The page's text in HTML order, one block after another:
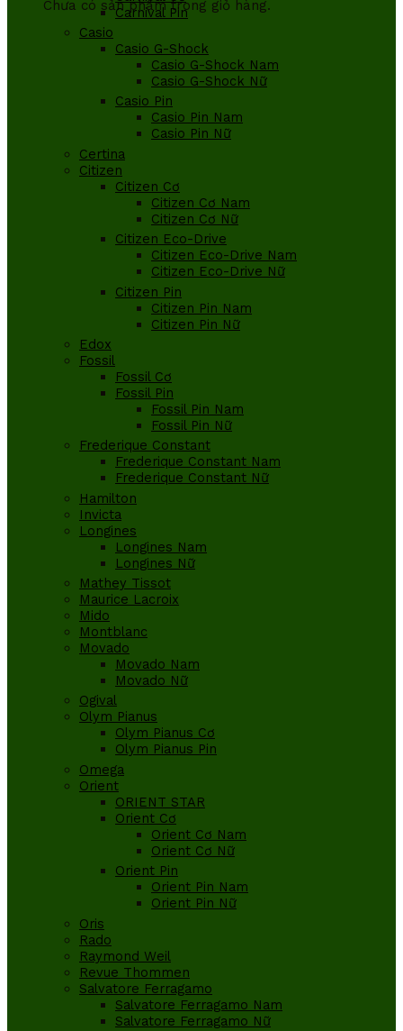
Chưa có sản phẩm trong giỏ hàng.
Carnival Pin
Casio
Casio G-Shock
Casio G-Shock Nam
Casio G-Shock Nữ
Casio Pin
Casio Pin Nam
Casio Pin Nữ
Certina
Citizen
Citizen Cơ
Citizen Cơ Nam
Citizen Cơ Nữ
Citizen Eco-Drive
Citizen Eco-Drive Nam
Citizen Eco-Drive Nữ
Citizen Pin
Citizen Pin Nam
Citizen Pin Nữ
Edox
Fossil
Fossil Cơ
Fossil Pin
Fossil Pin Nam
Fossil Pin Nữ
Frederique Constant
Frederique Constant Nam
Frederique Constant Nữ
Hamilton
Invicta
Longines
Longines Nam
Longines Nữ
Mathey Tissot
Maurice Lacroix
Mido
Montblanc
Movado
Movado Nam
Movado Nữ
Ogival
Olym Pianus
Olym Pianus Cơ
Olym Pianus Pin
Omega
Orient
ORIENT STAR
Orient Cơ
Orient Cơ Nam
Orient Cơ Nữ
Orient Pin
Orient Pin Nam
Orient Pin Nữ
Oris
Rado
Raymond Weil
Revue Thommen
Salvatore Ferragamo
Salvatore Ferragamo Nam
Salvatore Ferragamo Nữ